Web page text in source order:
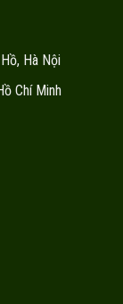
Hà Nội
Chí Minh